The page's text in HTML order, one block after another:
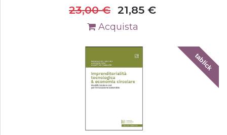
23,00€ 21,85 €
Acquista
tablick